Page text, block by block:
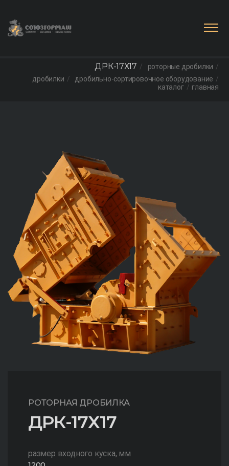
главная
каталог
дробильно-сортировочное оборудование
дробилки
роторные дробилки
ДРК-17Х17
РОТОРНАЯ ДРОБИЛКА
ДРК-17Х17
размер входного куска, мм